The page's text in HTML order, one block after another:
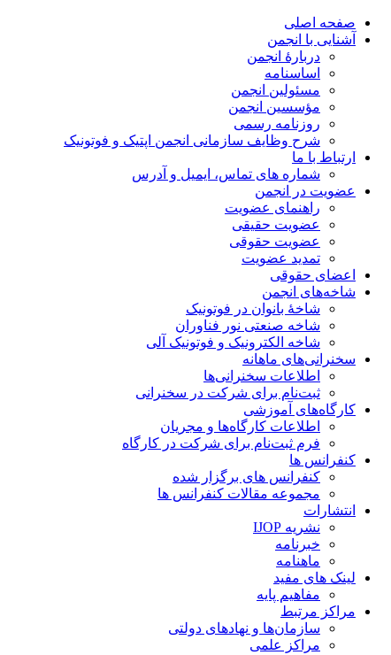
صفحه اصلی
آشنایی با انجمن
دربارۀ انجمن
اساسنامه
مسئولین انجمن
مؤسسین انجمن
روزنامه رسمی
شرح وظایف سازمانی انجمن اپتیک و فوتونیک
ارتباط با ما
شماره های تماس، ایمیل و آدرس
عضویت در انجمن
راهنمای عضویت
عضویت حقیقی
عضویت حقوقی
تمدید عضویت
اعضای حقوقی
شاخه‌های انجمن
شاخۀ بانوان در فوتونیک
شاخه صنعتی نور فناوران
شاخه‌ الکترونیک و فوتونیک آلی
سخنرانی‌های ماهانه
اطلاعات سخنرانی‌‌ها
ثبت‌نام برای شرکت در سخنرانی
کارگاه‌های آموزشی
اطلاعات کارگاه‌ها و مجریان
فرم ثبت‌نام برای شرکت در کارگاه
کنفرانس ها
کنفرانس های برگزار شده
مجموعه مقالات کنفرانس ها
انتشارات
نشریه IJOP
خبرنامه
ماهنامه
لینک های مفید
مفاهیم پایه
مراکز مرتبط
سازمان‌ها و نهادهای دولتی
مراکز علمی